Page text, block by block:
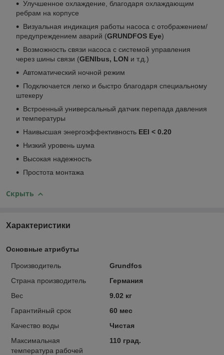
Улучшенное охлаждение, благодаря охлаждающим
ребрам на корпусе
Визуальная индикация работы насоса с отображением/
предупреждением аварий (GRUNDFOS Eye)
Возможность связи насоса с системой управления
через шины связи (GENIbus, LON и т.д.)
Автоматический ночной режим
Подключается легко и быстро благодаря специальному
штекеру
Встроенный универсальный датчик перепада давления
и температуры
Наивысшая энергоэффективность EEI < 0.20
Низкий уровень шума
Высокая надежность
Простота монтажа
Скрыть
Характеристики
Основные атрибуты
Производитель
Grundfos
Страна производитель
Германия
Вес
9.02 кг
Гарантийный срок
60 мес
Качество воды
Чистая
Максимальная
температура рабочей
110 град.